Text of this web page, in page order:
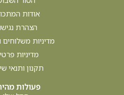
מה אוכלים לפני שהולכים לגן?
נכתב על ידי עדי אפרתי רסולי. מה